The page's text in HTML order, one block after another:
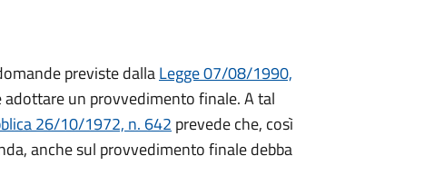
previste dallaLegge 07/08/1990,
un provvedimento finale. A tal
26/10/1972, n. 642 prevede che, così
anche sul provvedimento finale debba